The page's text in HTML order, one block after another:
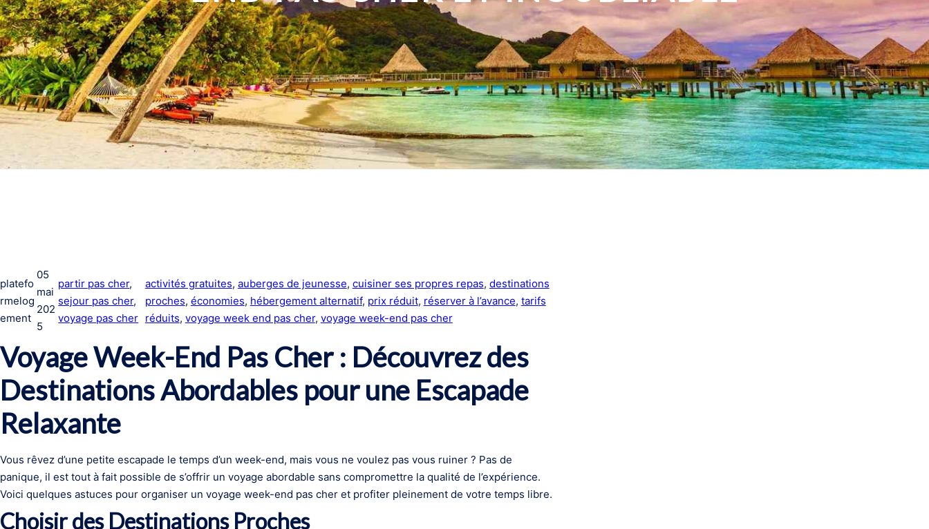
platefo
rmelog
ement
05
mai
202
5
partir pas cher
sejour pas cher
voyage pas cher
activités gratuites, auberges de jeunesse, cuisiner ses propres repas, destinations
proches, économies, hébergement alternatif, prix réduit, réserver à l’avance, tarifs
réduits, voyage week end pas cher, voyage week-end pas cher
Voyage Week-End Pas Cher : Découvrez des
Destinations Abordables pour une Escapade
Relaxante
Vous rêvez d’une petite escapade le temps d’un week-end, mais vous ne voulez pas vous ruiner ? Pas de
panique, il est tout à fait possible de s’offrir un voyage abordable sans compromettre la qualité de l’expérience.
Voici quelques astuces pour organiser un voyage week-end pas cher et profiter pleinement de votre temps libre.
Choisir des Destinations Proches